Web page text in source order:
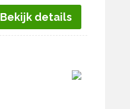
Bekijk details